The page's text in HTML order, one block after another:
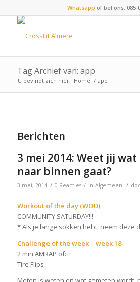
Whatsapp of bel ons: 085-
Tag Archief van: app
U bevindt zich hier: Home / app
Berichten
3 mei 2014: Weet jij
naar binnen gaat?
3 mei, 2014 / 0 Reacties / in Algemeen /
Workout of the day (WOD)
COMMUNITY SATURDAY!!!
* Als je lange sokken hebt, neem deze
Challenge of the week – week 18
2 min AMRAP of:
Tire Flips